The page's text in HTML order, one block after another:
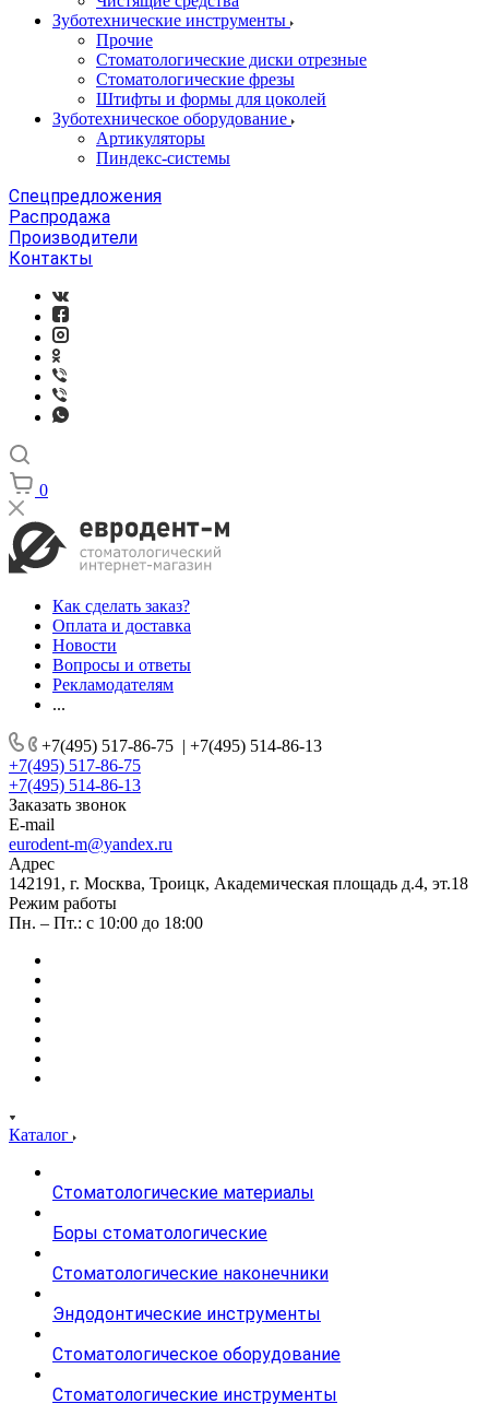
Зуботехнические инструменты
Прочие
Стоматологические диски отрезные
Стоматологические фрезы
Штифты и формы для цоколей
Зуботехническое оборудование
Артикуляторы
Пиндекс-системы
Спецпредложения
Распродажа
Производители
Контакты
0
Как сделать заказ?
Оплата и доставка
Новости
Вопросы и ответы
Рекламодателям
...
+7(495) 517-86-75 | +7(495) 514-86-13
+7(495) 517-86-75
+7(495) 514-86-13
Заказать звонок
E-mail
eurodent-m@yandex.ru
Адрес
142191, г. Москва, Троицк, Академическая площадь д.4, эт.18
Режим работы
Пн. – Пт.: с 10:00 до 18:00
Каталог
Стоматологические материалы
Боры стоматологические
Стоматологические наконечники
Эндодонтические инструменты
Стоматологическое оборудование
Стоматологические инструменты